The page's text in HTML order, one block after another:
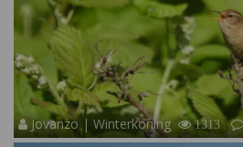
Jovanzo | Winterkoning 1313